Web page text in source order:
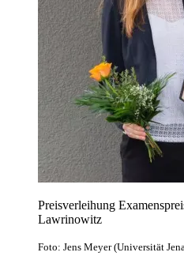
Preisverleihung
Lawrinowitz
Foto: Jens Meyer (Universität